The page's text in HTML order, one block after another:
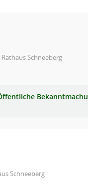
Rathaus Schneeberg
Schneeberg